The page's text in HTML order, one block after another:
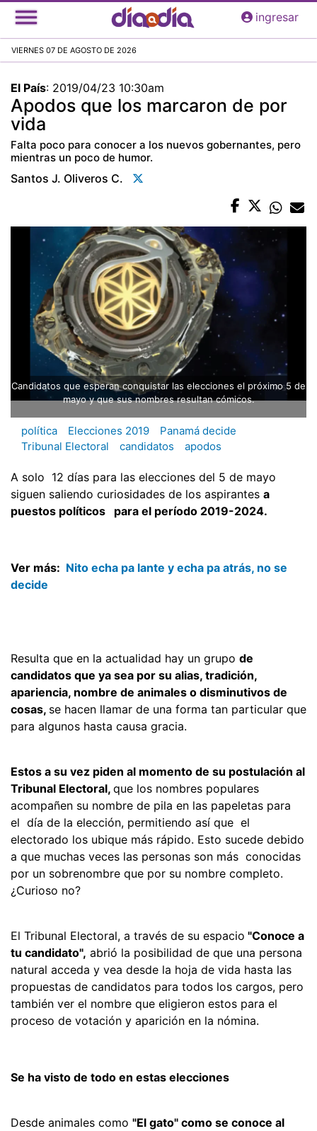
Pasar
al
principal
ingresar
VIERNES 07 DE AGOSTO DE 2026
El País: 2019/04/23 10:30am
Apodos que los marcaron de por
vida
Falta poco para conocer a los nuevos gobernantes, pero
mientras un poco de humor.
Santos J. Oliveros C.
Candidatos que esperan conquistar las elecciones el próximo 5 de
mayo y que sus nombres resultan cómicos.
política Elecciones 2019
Panamá decide
Tribunal Electoral
candidatos apodos
A solo 12 días para las elecciones del 5 de mayo
siguen saliendo curiosidades de los aspirantes a
puestos políticos para el período 2019-2024.
Ver más: Nito echa pa lante y echa pa atrás, no se
decide
Resulta que en la actualidad hay un grupo de
candidatos que ya sea por su alias, tradición,
apariencia, nombre de animales o disminutivos de
cosas, se hacen llamar de una forma tan particular que
para algunos hasta causa gracia.
Estos a su vez piden al momento de su postulación al
Tribunal Electoral, que los nombres populares
acompañen su nombre de pila en las papeletas para
el día de la elección, permitiendo así que el
electorado los ubique más rápido. Esto sucede debido
a que muchas veces las personas son más conocidas
por un sobrenombre que por su nombre completo.
¿Curioso no?
El Tribunal Electoral, a través de su espacio "Conoce a
tu candidato", abrió la posibilidad de que una persona
natural acceda y vea desde la hoja de vida hasta las
propuestas de candidatos para todos los cargos, pero
también ver el nombre que eligieron estos para el
proceso de votación y aparición en la nómina.
Se ha visto de todo en estas elecciones
Desde animales como "El gato" como se conoce al